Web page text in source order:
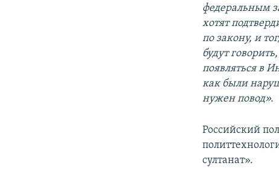
федеральным
хотят
по закону, и
будут
появляться в
как были
нужен повод».
Российский
султанат».